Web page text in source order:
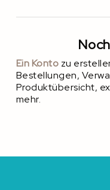
Ein Konto zu
Bestellungen,
Produktübersicht,
mehr.